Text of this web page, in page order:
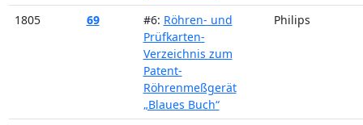
1805 69 #6: Röhren- und
Prüfkarten-
Verzeichnis zum
Patent-
Röhrenmeßgerät
„Blaues Buch“
Philips